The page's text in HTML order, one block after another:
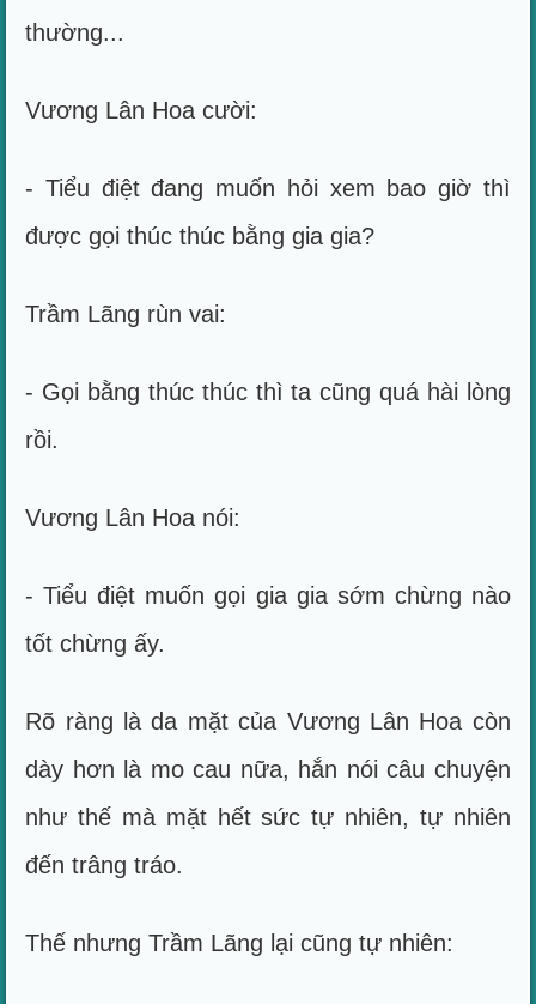
thường...
Vương Lân Hoa cười:
- Tiểu điệt đang muốn hỏi xem bao giờ thì
được gọi thúc thúc bằng gia gia?
Trầm Lãng rùn vai:
- Gọi bằng thúc thúc thì ta cũng quá hài lòng
rồi.
Vương Lân Hoa nói:
- Tiểu điệt muốn gọi gia gia sớm chừng nào
tốt chừng ấy.
Rõ ràng là da mặt của Vương Lân Hoa còn
dày hơn là mo cau nữa, hắn nói câu chuyện
như thế mà mặt hết sức tự nhiên, tự nhiên
đến trâng tráo.
Thế nhưng Trầm Lãng lại cũng tự nhiên: